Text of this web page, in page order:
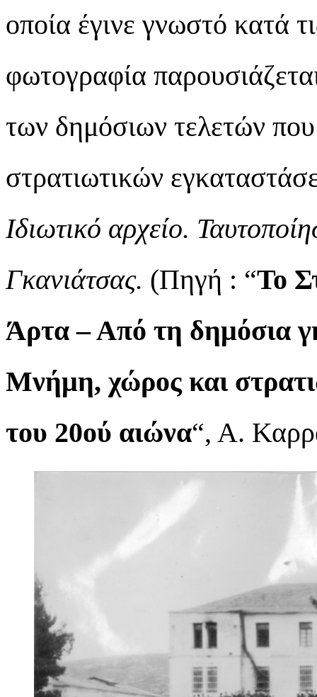
οποία έγινε γνωστό κατά
φωτογραφία
των δημόσιων τελετών
στρατιωτικών
Ιδιωτικό αρχείο.
Γκανιάτσας. (Πηγή : “Το
Άρτα – Από τη δημόσια
Μνήμη, χώρος και
του 20ού αιώνα“, Α.